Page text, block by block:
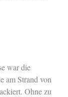
war die
am Strand von
Ohne zu